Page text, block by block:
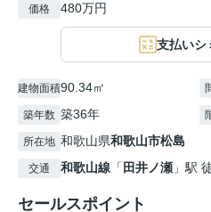
価格 480万円
支払いシ
建物面積90.34㎡
築年数 築36年
所在地 和歌山県和歌山市松島
交通 和歌山線 「 田井ノ瀬 」駅
セールスポイント